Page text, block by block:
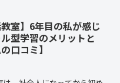
教室】6年目の私が感じ
型学習のメリットと
口コミ】